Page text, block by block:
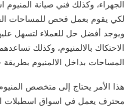
الجهراء، وكذلك فني صيانة المنيوم
لكي يقوم بعمل فحص للمساحات
ويوجد أفضل حل للعملاء لتسهل
الاحتكاك بالالمنيوم، وكذلك
المساحات بداخل الالمنيوم بطريقة
هذا الأمر يحتاج إلى متخصص
محترف يعمل في اسواق اسطبلات